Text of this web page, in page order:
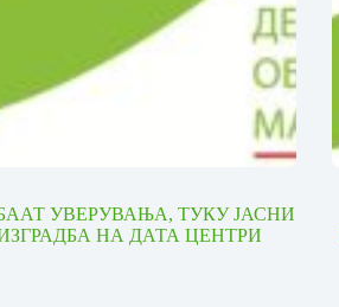
УВЕРУВАЊА, ТУКУ ЈАСНИ
НА ДАТА ЦЕНТРИ